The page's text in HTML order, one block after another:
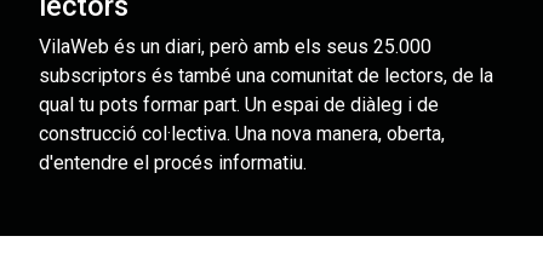
VilaWeb és un diari, però amb els seus 25.000
subscriptors és també una comunitat de lectors, de la
qual tu pots formar part. Un espai de diàleg i de
construcció col·lectiva. Una nova manera, oberta,
d'entendre el procés informatiu.